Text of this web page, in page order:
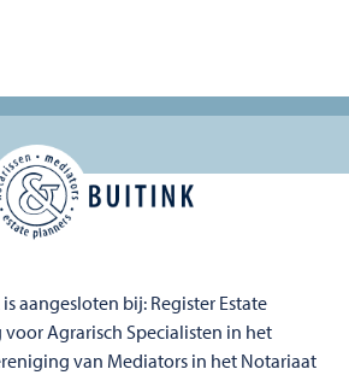
aangesloten bij: Register Estate
voor Agrarisch Specialisten in het
van Mediators in het Notariaat